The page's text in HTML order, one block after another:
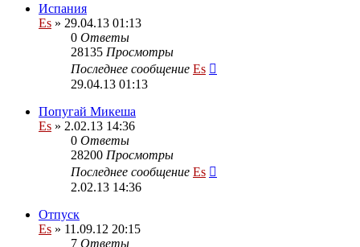
Испания
Es » 29.04.13 01:13
0 Ответы
28135 Просмотры
Последнее сообщение Es
29.04.13 01:13
Попугай Микеша
Es » 2.02.13 14:36
0 Ответы
28200 Просмотры
Последнее сообщение Es
2.02.13 14:36
Отпуск
Es » 11.09.12 20:15
7 Ответы